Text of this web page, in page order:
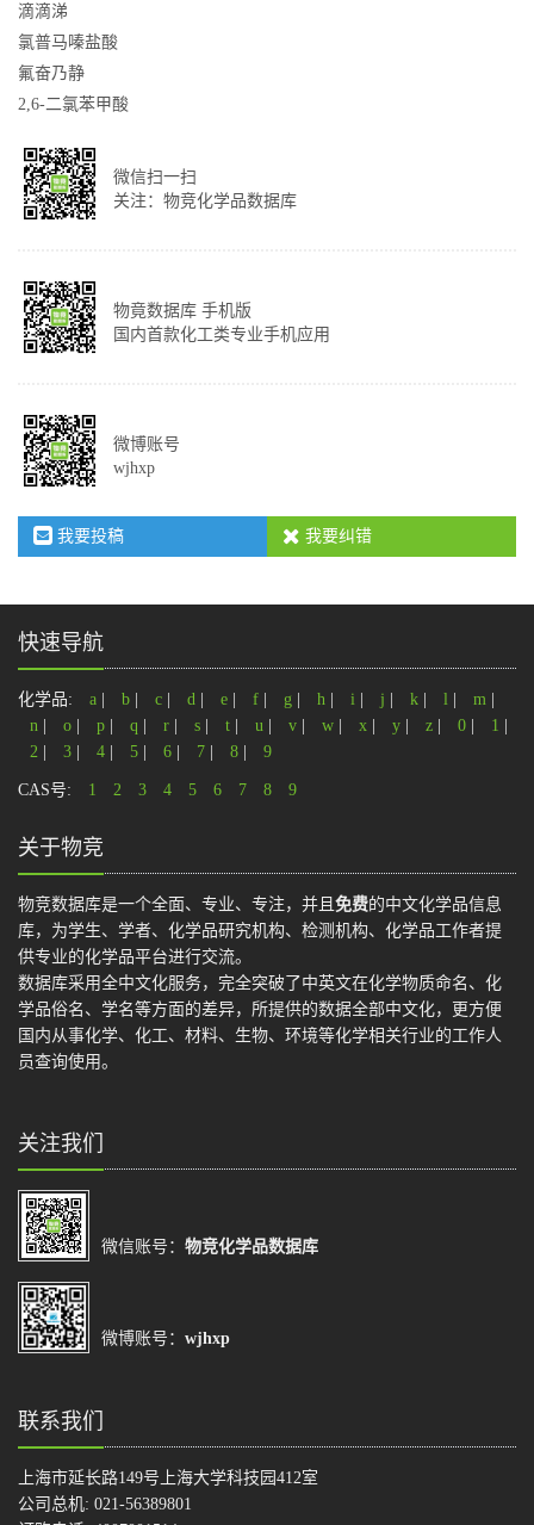
滴滴涕
氯普马嗪盐酸
氟奋乃静
2,6-二氯苯甲酸
微信扫一扫
关注：物竞化学品数据库
物竟数据库 手机版
国内首款化工类专业手机应用
微博账号
wjhxp
我要投稿 我要纠错
快速导航
化学品: a b c d e f g h i j k l m
n
o p q r s t u v w x y z 0 1
2
3 4 5 6 7 8 9
CAS号: 1 2 3 4 5 6 7 8 9
关于物竞
物竞数据库是一个全面、专业、专注，并且 免费的中文化学品信息
库，为学生、学者、化学品研究机构、检测机构、化学品工作者提
供专业的化学品平台进行交流。
数据库采用全中文化服务，完全突破了中英文在化学物质命名、化
学品俗名、学名等方面的差异，所提供的数据全部中文化，更方便
国内从事化学、化工、材料、生物、环境等化学相关行业的工作人
员查询使用。
关注我们
微信账号： 物竞化学品数据库
微博账号： wjhxp
联系我们
上海市延长路149号上海大学科技园412室
公司总机: 021-56389801